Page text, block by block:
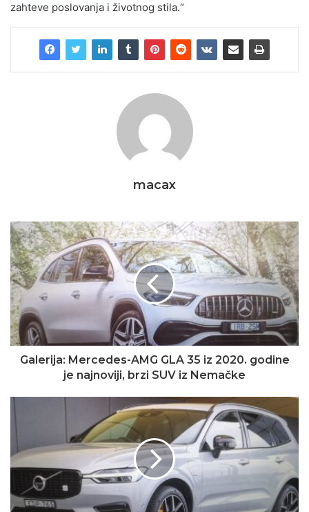
zahteve poslovanja i životnog stila.“
macax
Galerija: Mercedes-AMG GLA 35 iz 2020. godine
je najnoviji, brzi SUV iz Nemačke